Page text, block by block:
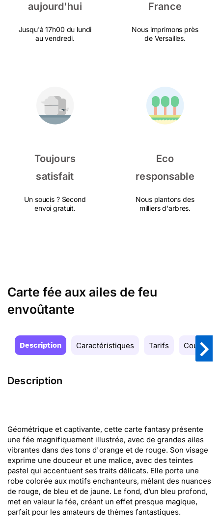
aujourd'hui
Jusqu'à 17h00 du lundi
au vendredi.
France
Nous imprimons près
de Versailles.
Toujours
satisfait
Un soucis ? Second
envoi gratuit.
Eco
responsable
Nous plantons des
milliers d'arbres.
Carte fée aux ailes de feu
envoûtante
Description Caractéristiques Tarifs Couleurs
Description
Géométrique et captivante, cette carte fantasy présente
une fée magnifiquement illustrée, avec de grandes ailes
vibrantes dans des tons d'orange et de rouge. Son visage
exprime une douceur et une malice, avec des teintes
pastel qui accentuent ses traits délicats. Elle porte une
robe colorée aux motifs enchanteurs, mêlant des nuances
de rouge, de bleu et de jaune. Le fond, d’un bleu profond,
met en valeur la fée, créant un effet presque magique,
parfait pour les amateurs de thèmes fantastiques.